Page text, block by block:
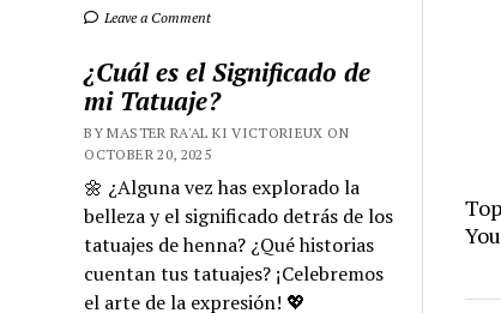
Leave a Comment
¿Cuál es el Significado de
mi Tatuaje?
BY MASTER RA'AL KI VICTORIEUX ON
OCTOBER 20, 2025
🌼 ¿Alguna vez has explorado la
belleza y el significado detrás de los
tatuajes de henna? ¿Qué historias
cuentan tus tatuajes? ¡Celebremos
el arte de la expresión! 💖